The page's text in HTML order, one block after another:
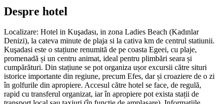
Despre hotel
Localizare: Hotel in Kuşadası, in zona Ladies Beach (Kadınlar
Denizi), la cateva minute de plaja si la cativa km de centrul statiunii.
Kuşadasi este o stațiune renumită de pe coasta Egeei, cu plaje,
promenadă și un centru animat, ideal pentru plimbări seara și
cumpărături. Din stațiune se pot organiza ușor excursii către situri
istorice importante din regiune, precum Efes, dar și croaziere de o zi
în golfurile din apropiere. Accesul către hotel se face, de regulă,
rapid cu transferul organizat, iar în apropiere pot exista stații de